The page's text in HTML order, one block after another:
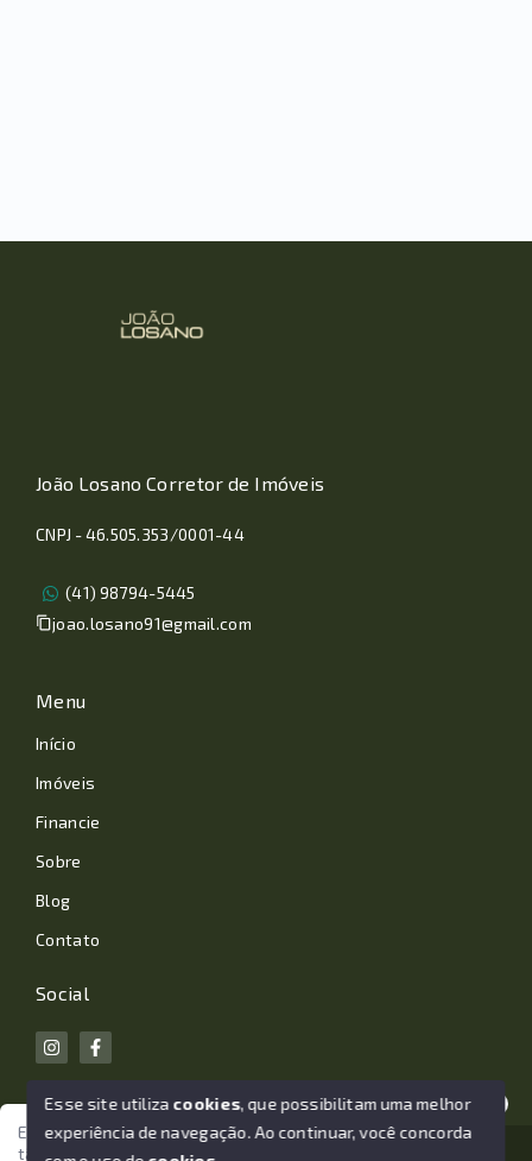
Estamos aqui para te ajudar. Vamos juntos nessa jornada
tão importante da sua vida?
João Losano Corretor de Imóveis
CNPJ - 46.505.353/0001-44
(41) 98794-5445
joao.losano91@gmail.com
Menu
Início
Imóveis
Financie
Sobre
Blog
Contato
Social
Esse site utiliza cookies, que possibilitam uma melhor
experiência de navegação.Ao continuar, você concorda